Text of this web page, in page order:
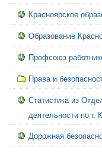
Красноярское
Образование
Профсоюз
Права и
Статистика из
деятельности по г.
Дорожная